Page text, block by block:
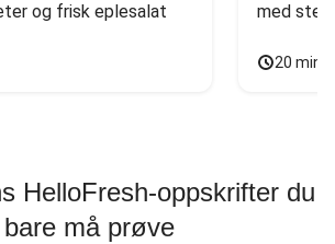
og frisk eplesalat med
20
HelloFresh-oppskrifter du
bare må prøve